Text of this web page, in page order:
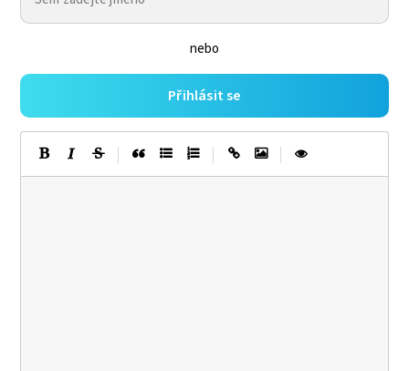
nebo
Přihlásit se